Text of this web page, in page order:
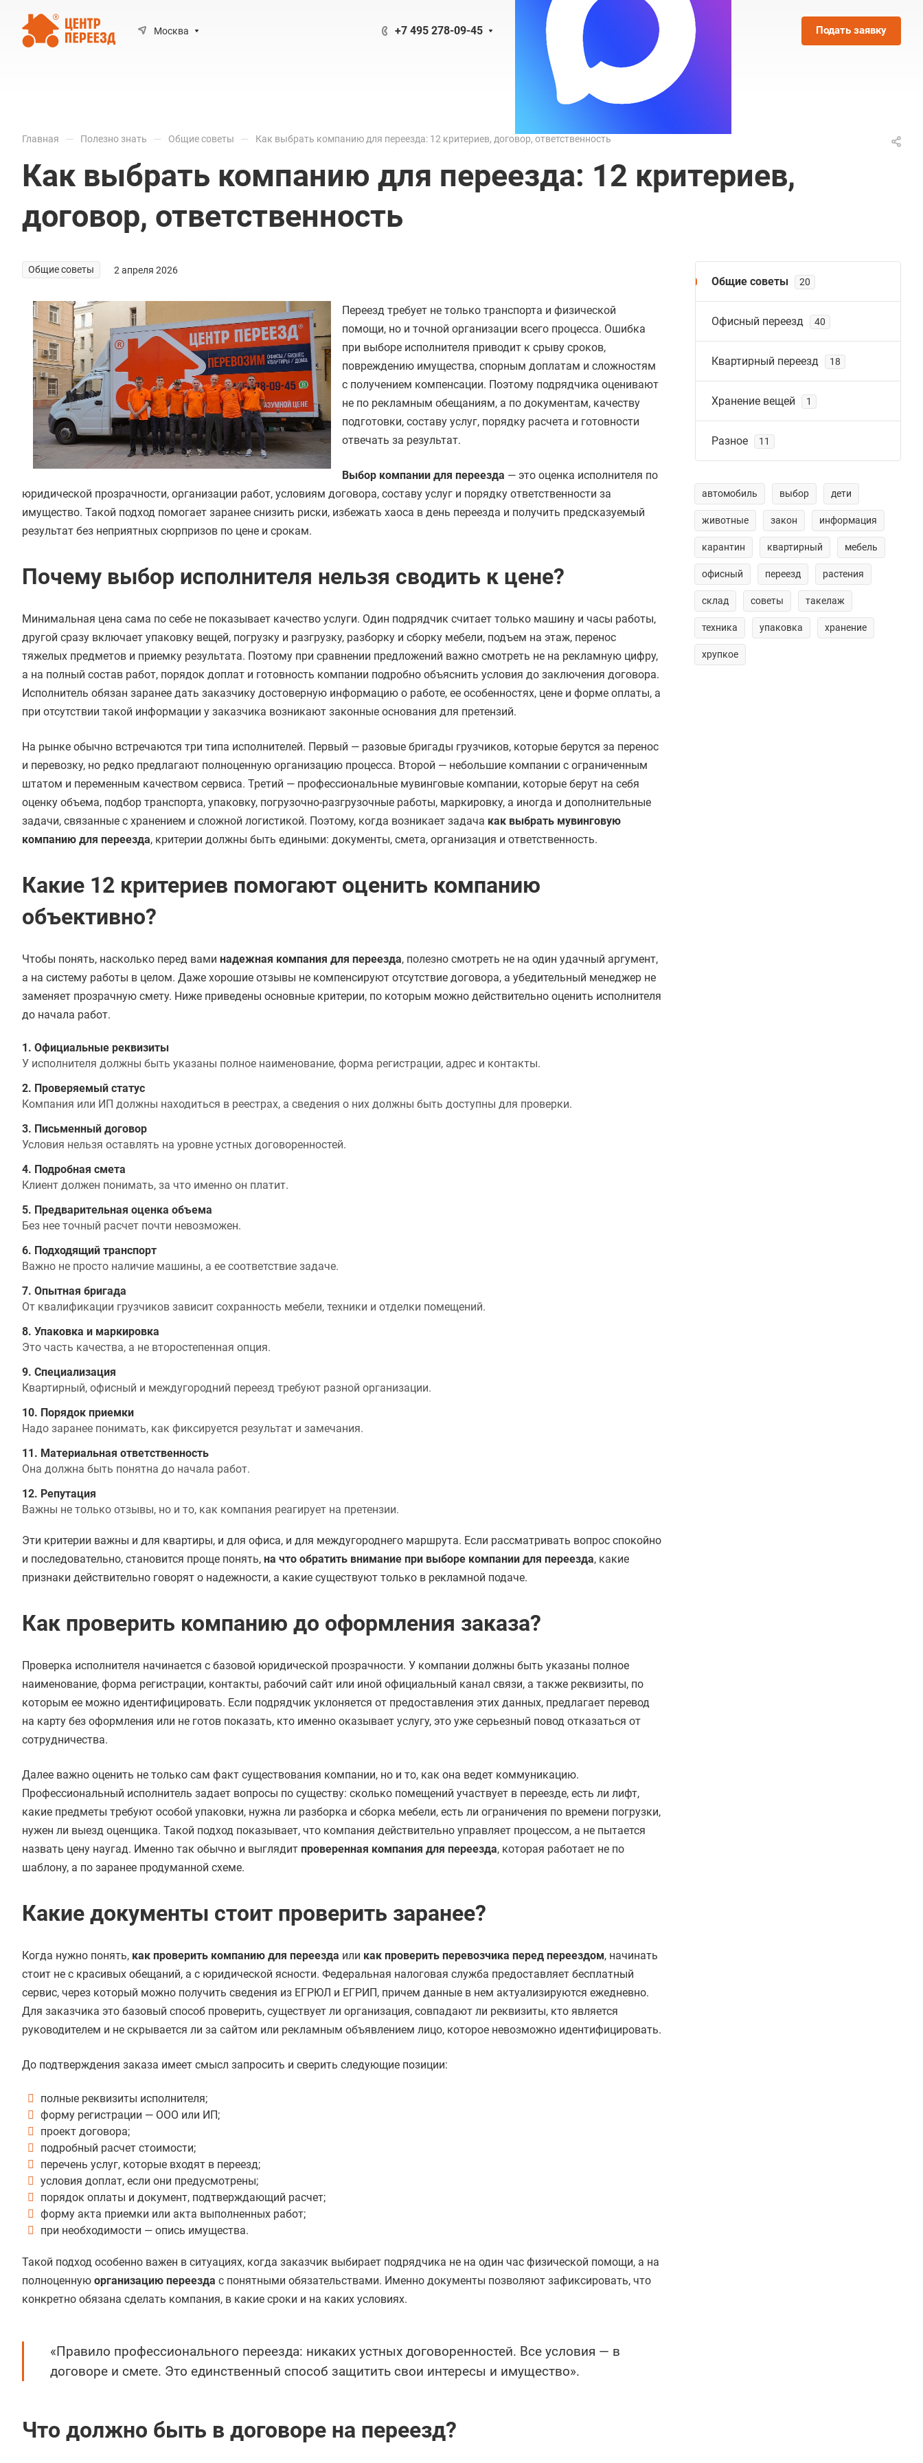
Москва +7 495 278-09-45 Подать заявку
Главная — Полезно знать — Общие советы — Как выбрать компанию для переезда: 12 критериев, договор, ответственность
Как выбрать компанию для переезда: 12 критериев,
договор, ответственность
Общие советы 2 апреля 2026
Переезд требует не только транспорта и физической
помощи, но и точной организации всего процесса. Ошибка
при выборе исполнителя приводит к срыву сроков,
повреждению имущества, спорным доплатам и сложностям
с получением компенсации. Поэтому подрядчика оценивают
не по рекламным обещаниям, а по документам, качеству
подготовки, составу услуг, порядку расчета и готовности
отвечать за результат.
Выбор компании для переезда — это оценка исполнителя по
юридической прозрачности, организации работ, условиям договора, составу услуг и порядку ответственности за
имущество. Такой подход помогает заранее снизить риски, избежать хаоса в день переезда и получить предсказуемый
результат без неприятных сюрпризов по цене и срокам.
Почему выбор исполнителя нельзя сводить к цене?
Минимальная цена сама по себе не показывает качество услуги. Один подрядчик считает только машину и часы работы,
другой сразу включает упаковку вещей, погрузку и разгрузку, разборку и сборку мебели, подъем на этаж, перенос
тяжелых предметов и приемку результата. Поэтому при сравнении предложений важно смотреть не на рекламную цифру,
а на полный состав работ, порядок доплат и готовность компании подробно объяснить условия до заключения договора.
Исполнитель обязан заранее дать заказчику достоверную информацию о работе, ее особенностях, цене и форме оплаты, а
при отсутствии такой информации у заказчика возникают законные основания для претензий.
На рынке обычно встречаются три типа исполнителей. Первый — разовые бригады грузчиков, которые берутся за перенос
и перевозку, но редко предлагают полноценную организацию процесса. Второй — небольшие компании с ограниченным
штатом и переменным качеством сервиса. Третий — профессиональные мувинговые компании, которые берут на себя
оценку объема, подбор транспорта, упаковку, погрузочно-разгрузочные работы, маркировку, а иногда и дополнительные
задачи, связанные с хранением и сложной логистикой. Поэтому, когда возникает задача как выбрать мувинговую
компанию для переезда, критерии должны быть едиными: документы, смета, организация и ответственность.
Какие 12 критериев помогают оценить компанию
объективно?
Чтобы понять, насколько перед вами надежная компания для переезда, полезно смотреть не на один удачный аргумент,
а на систему работы в целом. Даже хорошие отзывы не компенсируют отсутствие договора, а убедительный менеджер не
заменяет прозрачную смету. Ниже приведены основные критерии, по которым можно действительно оценить исполнителя
до начала работ.
1. Официальные реквизиты
У исполнителя должны быть указаны полное наименование, форма регистрации, адрес и контакты.
2. Проверяемый статус
Компания или ИП должны находиться в реестрах, а сведения о них должны быть доступны для проверки.
3. Письменный договор
Условия нельзя оставлять на уровне устных договоренностей.
4. Подробная смета
Клиент должен понимать, за что именно он платит.
5. Предварительная оценка объема
Без нее точный расчет почти невозможен.
6. Подходящий транспорт
Важно не просто наличие машины, а ее соответствие задаче.
7. Опытная бригада
От квалификации грузчиков зависит сохранность мебели, техники и отделки помещений.
8. Упаковка и маркировка
Это часть качества, а не второстепенная опция.
9. Специализация
Квартирный, офисный и междугородний переезд требуют разной организации.
10. Порядок приемки
Надо заранее понимать, как фиксируется результат и замечания.
11. Материальная ответственность
Она должна быть понятна до начала работ.
12. Репутация
Важны не только отзывы, но и то, как компания реагирует на претензии.
Эти критерии важны и для квартиры, и для офиса, и для междугороднего маршрута. Если рассматривать вопрос спокойно
и последовательно, становится проще понять, на что обратить внимание при выборе компании для переезда, какие
признаки действительно говорят о надежности, а какие существуют только в рекламной подаче.
Как проверить компанию до оформления заказа?
Проверка исполнителя начинается с базовой юридической прозрачности. У компании должны быть указаны полное
наименование, форма регистрации, контакты, рабочий сайт или иной официальный канал связи, а также реквизиты, по
которым ее можно идентифицировать. Если подрядчик уклоняется от предоставления этих данных, предлагает перевод
на карту без оформления или не готов показать, кто именно оказывает услугу, это уже серьезный повод отказаться от
сотрудничества.
Далее важно оценить не только сам факт существования компании, но и то, как она ведет коммуникацию.
Профессиональный исполнитель задает вопросы по существу: сколько помещений участвует в переезде, есть ли лифт,
какие предметы требуют особой упаковки, нужна ли разборка и сборка мебели, есть ли ограничения по времени погрузки,
нужен ли выезд оценщика. Такой подход показывает, что компания действительно управляет процессом, а не пытается
назвать цену наугад. Именно так обычно и выглядит проверенная компания для переезда, которая работает не по
шаблону, а по заранее продуманной схеме.
Какие документы стоит проверить заранее?
Когда нужно понять, как проверить компанию для переезда или как проверить перевозчика перед переездом, начинать
стоит не с красивых обещаний, а с юридической ясности. Федеральная налоговая служба предоставляет бесплатный
сервис, через который можно получить сведения из ЕГРЮЛ и ЕГРИП, причем данные в нем актуализируются ежедневно.
Для заказчика это базовый способ проверить, существует ли организация, совпадают ли реквизиты, кто является
руководителем и не скрывается ли за сайтом или рекламным объявлением лицо, которое невозможно идентифицировать.
До подтверждения заказа имеет смысл запросить и сверить следующие позиции:
полные реквизиты исполнителя;
форму регистрации — ООО или ИП;
проект договора;
подробный расчет стоимости;
перечень услуг, которые входят в переезд;
условия доплат, если они предусмотрены;
порядок оплаты и документ, подтверждающий расчет;
форму акта приемки или акта выполненных работ;
при необходимости — опись имущества.
Такой подход особенно важен в ситуациях, когда заказчик выбирает подрядчика не на один час физической помощи, а на
полноценную организацию переезда с понятными обязательствами. Именно документы позволяют зафиксировать, что
конкретно обязана сделать компания, в какие сроки и на каких условиях.
«Правило профессионального переезда: никаких устных договоренностей. Все условия — в
договоре и смете. Это единственный способ защитить свои интересы и имущество».
Что должно быть в договоре на переезд?
Общие советы 20
Офисный переезд 40
Квартирный переезд 18
Хранение вещей 1
Разное 11
автомобиль выбор дети
животные закон информация
карантин квартирный мебель
офисный переезд растения
склад советы такелаж
техника упаковка хранение
хрупкое